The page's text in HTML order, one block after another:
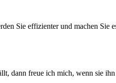
Sie effizienter und machen Sie
dann freue ich mich, wenn sie